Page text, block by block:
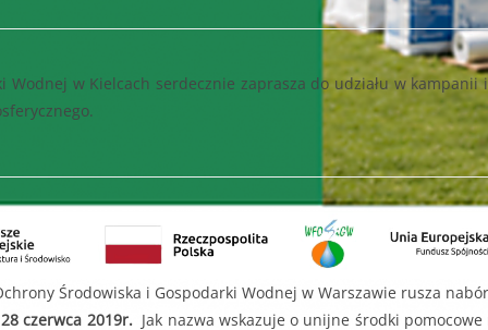
do 11.07.2025r. do godziny 15:30 lub do czasu wyczerpania
do 11.07.2025r. do godziny 15:30
000,00 zł
objęte wnioskiem nie może przekroczyć
8 000,00 zł.
w Kielcach serdecznie zaprasza do udziału w kampanii
Środowiska i Gospodarki Wodnej w Warszawie rusza
28 czerwca 2019r.Jak nazwa wskazuje o unijne środki